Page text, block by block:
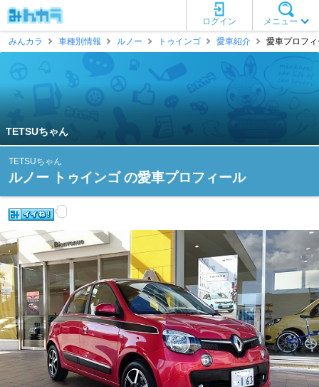
メニュー
ログイン
みんカラ
車種別情報 ルノー トゥインゴ 愛車紹介 愛車プロフ
TETSUちゃん
TETSUちゃん
ルノー トゥインゴ の愛車プロフィール